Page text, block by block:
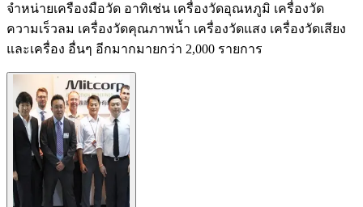
จำหน่ายเครืองมือวัด อาทิเช่น เครื่องวัดอุณหภูมิ เครื่องวัด
ความเร็วลม เครื่องวัดคุณภาพน้ำ เครื่องวัดแสง เครื่องวัดเสียง
และเครื่อง อื่นๆ อีกมากมายกว่า 2,000 รายการ